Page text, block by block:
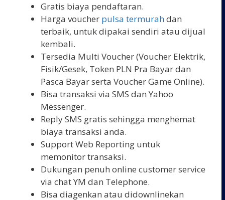
Gratis biaya pendaftaran.
Harga voucher pulsa termurahdan
terbaik, untuk dipakai sendiri atau dijual
kembali.
Tersedia Multi Voucher (Voucher Elektrik,
Fisik/Gesek, Token PLN Pra Bayar dan
Pasca Bayar serta Voucher Game Online).
Bisa transaksi via SMS dan Yahoo
Messenger.
Reply SMS gratis sehingga menghemat
biaya transaksi anda.
Support Web Reporting untuk
memonitor transaksi.
Dukungan penuh online customer service
via chat YM dan Telephone.
Bisa diagenkan atau didownlinekan